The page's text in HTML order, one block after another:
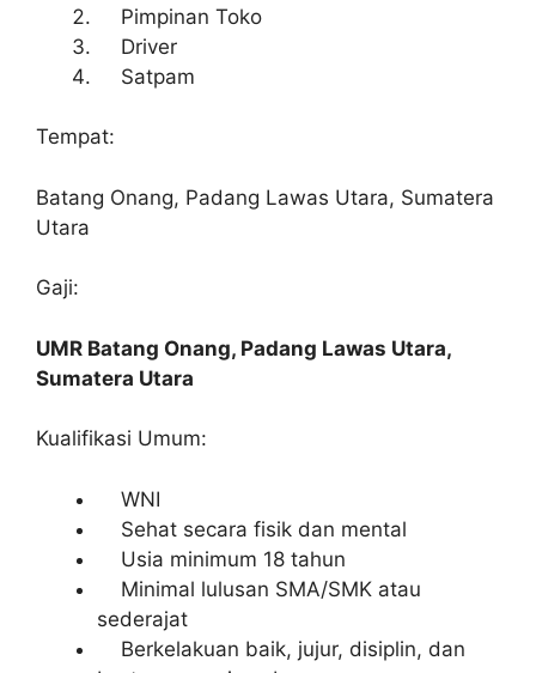
Pimpinan Toko
Driver
Satpam
Tempat:
Batang Onang, Padang Lawas Utara, Sumatera
Utara
Gaji:
UMR Batang Onang, Padang Lawas Utara,
Sumatera Utara
Kualifikasi Umum:
WNI
Sehat secara fisik dan mental
Usia minimum 18 tahun
Minimal lulusan SMA/SMK atau
sederajat
Berkelakuan baik, jujur, disiplin, dan